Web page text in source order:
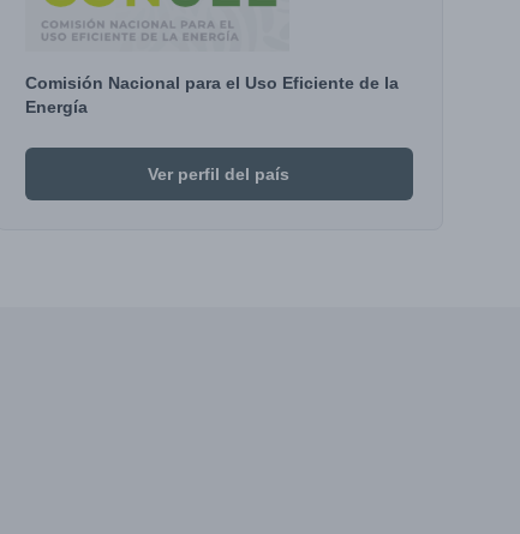
Comisión Nacional para el Uso Eficiente de la
Energía
Ver perfil del país